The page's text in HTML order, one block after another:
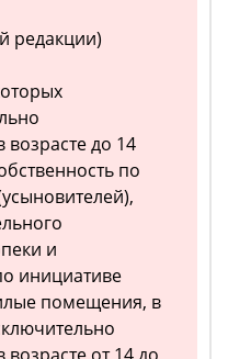
редакции)
до 14
по
и
инициативе
помещения, в